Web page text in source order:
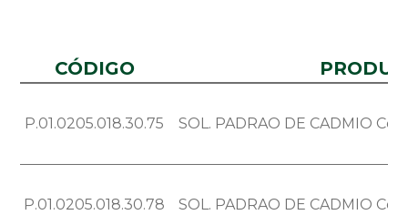
CÓDIGO
P.01.0205.018.30.75 SOL. PADRAO DE CADMIO Cd
P.01.0205.018.30.78 SOL. PADRAO DE CADMIO Cd